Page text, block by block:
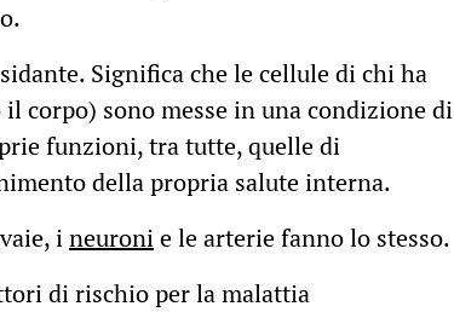
Significa che le cellule di chi ha
corpo) sono messe in una condizione di
funzioni, tra tutte, quelle di
della propria salute interna.
ineuronie le arterie fanno lo stesso.
di rischio per la malattia